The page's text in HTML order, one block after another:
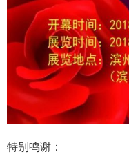
特别鸣谢：